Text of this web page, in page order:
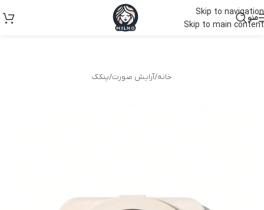
Skip to navigation
Skip to main content
منو
خانه/آرایش صورت/پنکک